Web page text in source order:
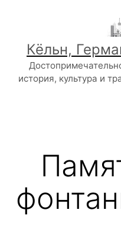
содержимому
Кёльн,
история, культура и